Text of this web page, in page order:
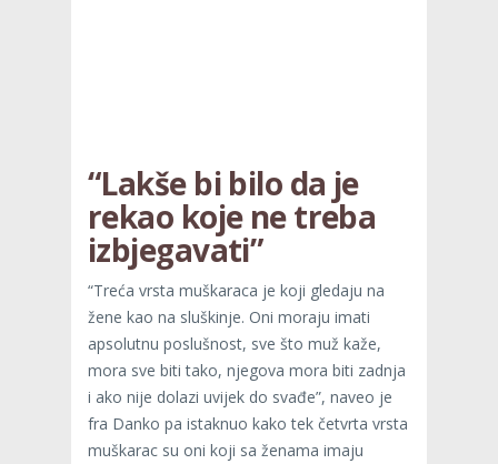
“Lakše bi bilo da je
rekao koje ne treba
izbjegavati”
“Treća vrsta muškaraca je koji gledaju na
žene kao na sluškinje. Oni moraju imati
apsolutnu poslušnost, sve što muž kaže,
mora sve biti tako, njegova mora biti zadnja
i ako nije dolazi uvijek do svađe”, naveo je
fra Danko pa istaknuo kako tek četvrta vrsta
muškarac su oni koji sa ženama imaju